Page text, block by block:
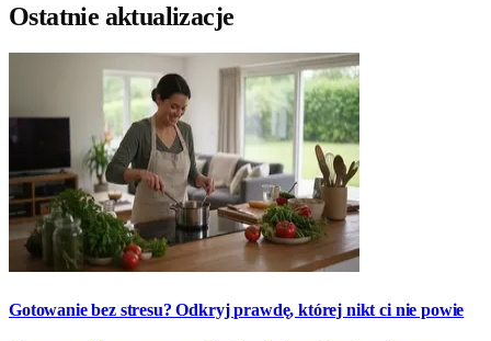
Ostatnie aktualizacje
Gotowanie bez stresu? Odkryj prawdę, której nikt ci nie powie